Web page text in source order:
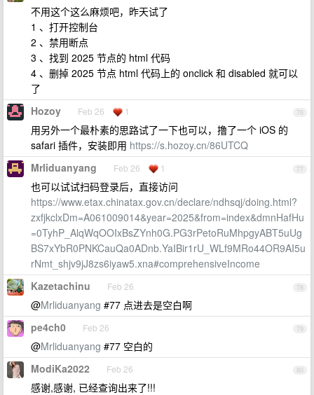
不用这个这么麻烦吧，昨天试了
1 、打开控制台
2 、禁用断点
3 、找到 2025 节点的 html 代码
4 、删掉 2025 节点 html 代码上的 onclick 和 disabled 就可以
了
76
Hozoy Feb 26 1
用另外一个最朴素的思路试了一下也可以，撸了一个 iOS 的
safari 插件，安装即用 https://s.hozoy.cn/86UTCQ
77
Mrliduanyang Feb 26 1
也可以试试扫码登录后，直接访问
https://www.etax.chinatax.gov.cn/declare/ndhsqj/doing.html?
zxfjkclxDm=A061009014&year=2025&from=index&dmnHafHu
=0TyhP_AlqWqOOIxBsZYnh0G.PG3rPetoRuMhpgyABT5uUg
BS7xYbR0PNKCauQa0ADnb.YaIBir1rU_WLf9MRo44OR9AI5u
rNmt_shjv9jJ8zs6iyaw5.xna#comprehensiveIncome
78
Kazetachinu Feb 26
@Mrliduanyang #77 点进去是空白啊
79
pe4ch0 Feb 26
@Mrliduanyang #77 空白的
80
ModiKa2022 Feb 26
感谢,感谢, 已经查询出来了!!!